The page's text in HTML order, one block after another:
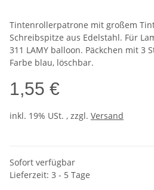
Tintenrollerpatrone mit großem
Schreibspitze aus Edelstahl. Für
311 LAMY balloon. Päckchen mit 3
Farbe blau, löschbar.
1,55 €
inkl. 19% USt. , zzgl. Versand
Sofort verfügbar
Lieferzeit: 3 - 5 Tage